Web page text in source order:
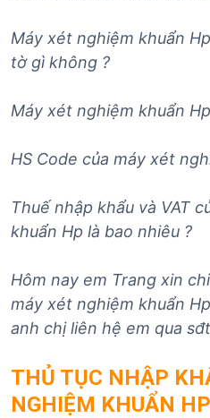
Máy xét nghiệm khuẩn
tờ gì không ?
Máy xét nghiệm khuẩn Hp
HS Code của máy xét
Thuế nhập khẩu và VAT
khuẩn Hp là bao nhiêu ?
Hôm nay em Trang xin
máy xét nghiệm khuẩn Hp
anh chị liên hệ em qua
THỦ TỤC NHẬP
NGHIỆM KHUẨN